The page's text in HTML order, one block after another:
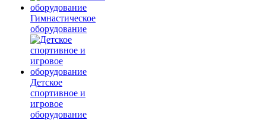
Гимнастическое
оборудование
Детское
спортивное и
игровое
оборудование